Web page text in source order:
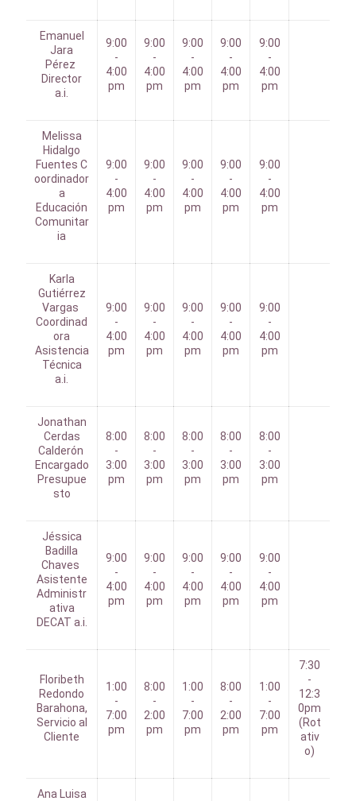
Emanuel
Jara
Pérez
Director
a.i.
9:00
-
4:00
pm
9:00
-
4:00
pm
9:00
-
4:00
pm
9:00
-
4:00
pm
9:00
-
4:00
pm
Melissa
Hidalgo
Fuentes C
oordinador
a
Educación
Comunitar
ia
9:00
-
4:00
pm
9:00
-
4:00
pm
9:00
-
4:00
pm
9:00
-
4:00
pm
9:00
-
4:00
pm
Karla
Gutiérrez
Vargas
Coordinad
ora
Asistencia
Técnica
a.i.
9:00
-
4:00
pm
9:00
-
4:00
pm
9:00
-
4:00
pm
9:00
-
4:00
pm
9:00
-
4:00
pm
Jonathan
Cerdas
Calderón
Encargado
Presupue
sto
8:00
-
3:00
pm
8:00
-
3:00
pm
8:00
-
3:00
pm
8:00
-
3:00
pm
8:00
-
3:00
pm
Jéssica
Badilla
Chaves
Asistente
Administr
ativa
DECAT a.i.
9:00
-
4:00
pm
9:00
-
4:00
pm
9:00
-
4:00
pm
9:00
-
4:00
pm
9:00
-
4:00
pm
Floribeth
Redondo
Barahona,
Servicio al
Cliente
1:00
-
7:00
pm
8:00
-
2:00
pm
1:00
-
7:00
pm
8:00
-
2:00
pm
1:00
-
7:00
pm
7:30
-
12:3
0pm
(Rot
ativ
o)
Ana Luisa